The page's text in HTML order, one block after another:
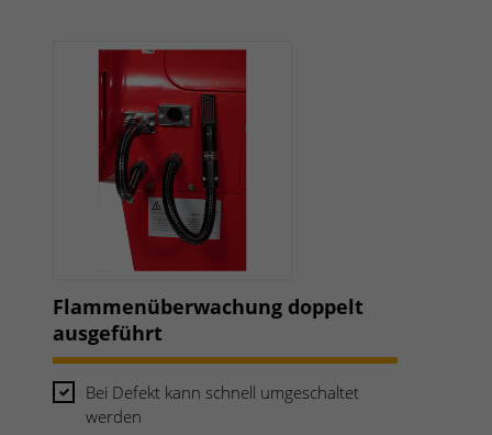
Flammenüberwachung doppelt
ausgeführt
Bei Defekt kann schnell umgeschaltet
werden